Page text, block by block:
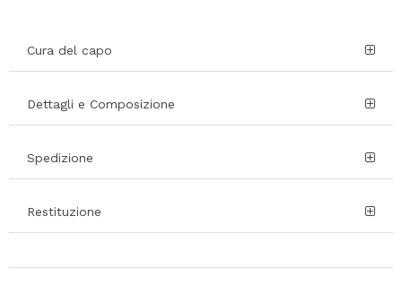
Cura del capo
Dettagli e Composizione
Spedizione
Restituzione